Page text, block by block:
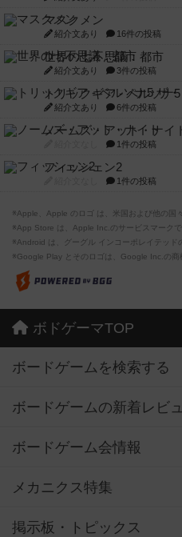
マスクメン
紹介文あり 16件の投稿
世界の七不思議：都市
紹介文あり 3件の投稿
トリックギア - ペルソナ
紹介文あり 6件の投稿
ノームズ・アット・ナイ
1件の投稿
フィッシェン2
1件の投稿
※Apple、Apple のロゴ は、米国および他の国
※App Store は、Apple Inc.のサービスマークで
※Android は、グーグル インコーポレイテッド
※Google Play とそのロゴは、Google Inc.の商
ボドゲーマTOP
ボードゲームを検索する
ボードゲームの新着レビ
ボードゲーム会情報
メカニクス特集
掲示板・トピックス